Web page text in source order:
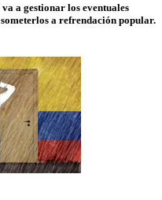
a gestionar los eventuales
a refrendación popular.